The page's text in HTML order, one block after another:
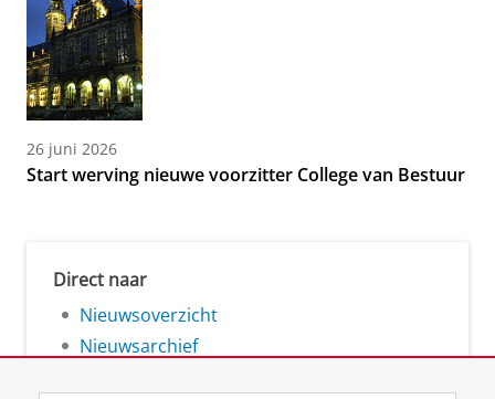
26 juni 2026
Start werving nieuwe voorzitter College van Bestuur
Direct naar
Nieuwsoverzicht
Nieuwsarchief